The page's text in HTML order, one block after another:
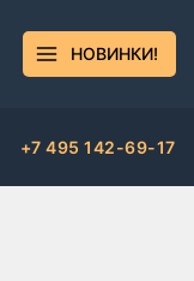
НОВИНКИ!
+7 495 142-69-17